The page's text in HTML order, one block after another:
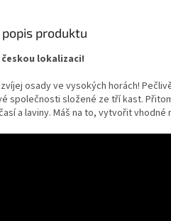
produktu
lokalizaci!
osady ve vysokých horách!
společnosti složené ze tří kast.
a laviny. Máš na to, vytvořit